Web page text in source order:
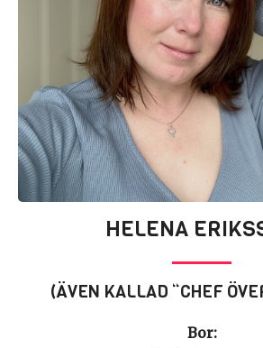
HELENA
(ÄVEN KALLAD “CHEF
Bor: